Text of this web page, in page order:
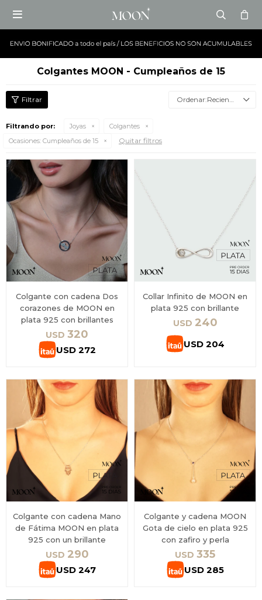

Colgantes MOON - Cumpleaños de 15
Recientes
Filtrando por: Joyas
Colgantes
Ocasiones: Cumpleaños de 15 Quitar filtros
Colgante con cadena Dos
corazones de MOON en
plata 925 con brillantes
USD 320
USD 272
Collar Infinito de MOON en
plata 925 con brillante
USD 240
USD 204
Colgante con cadena Mano
de Fátima MOON en plata
925 con un brillante
USD 290
USD 247
Colgante y cadena MOON
Gota de cielo en plata 925
con zafiro y perla
USD 335
USD 285